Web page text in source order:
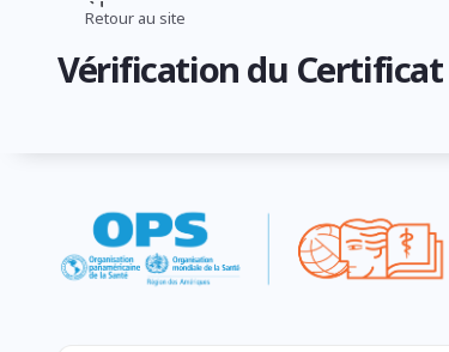
contenud'Ariane
Retour au site
Vérification du Certificat